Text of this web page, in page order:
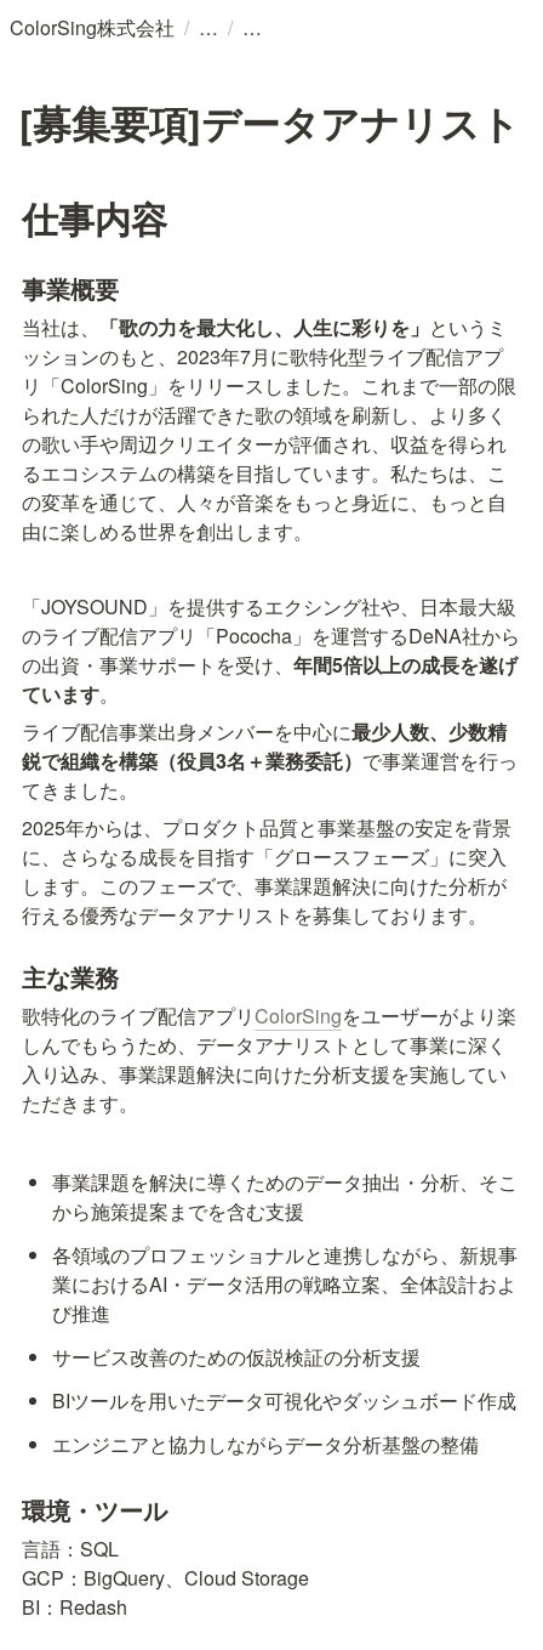
ColorSing株式会社 / /
[募集要項]データアナリスト
仕事内容
事業概要
当社は、 「歌の力を最大化し、人生に彩りを」 というミ
ッションのもと、2023年7月に歌特化型ライブ配信アプ
リ「ColorSing」をリリースしました。これまで一部の限
られた人だけが活躍できた歌の領域を刷新し、より多く
の歌い手や周辺クリエイターが評価され、収益を得られ
るエコシステムの構築を目指しています。私たちは、こ
の変革を通じて、人々が音楽をもっと身近に、もっと自
由に楽しめる世界を創出します。
「JOYSOUND」を提供するエクシング社や、日本最大級
のライブ配信アプリ「Pococha」を運営するDeNA社から
の出資・事業サポートを受け、 年間5倍以上の成長を遂げ
ています。
ライブ配信事業出身メンバーを中心に最少人数、少数精
鋭で組織を構築（役員3名＋業務委託） で事業運営を行っ
てきました。
2025年からは、プロダクト品質と事業基盤の安定を背景
に、さらなる成長を目指す「グロースフェーズ」に突入
します。このフェーズで、事業課題解決に向けた分析が
行える優秀なデータアナリストを募集しております。
主な業務
歌特化のライブ配信アプリColorSingをユーザーがより楽
しんでもらうため、データアナリストとして事業に深く
入り込み、事業課題解決に向けた分析支援を実施してい
ただきます。
事業課題を解決に導くためのデータ抽出・分析、そこ
から施策提案までを含む支援
各領域のプロフェッショナルと連携しながら、新規事
業におけるAI・データ活用の戦略立案、全体設計およ
び推進
サービス改善のための仮説検証の分析支援
BIツールを用いたデータ可視化やダッシュボード作成
エンジニアと協力しながらデータ分析基盤の整備
環境・ツール
言語：SQL
GCP：BigQuery、Cloud Storage
BI：Redash